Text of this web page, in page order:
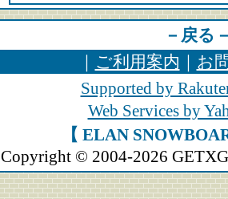
－戻る
｜ ご利用案内 ｜ お
Supported by
Web Services by
【 ELAN
Copyright © 2004-2026